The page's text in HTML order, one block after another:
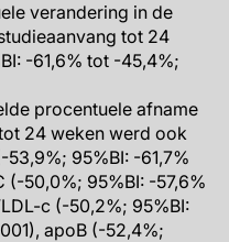
verandering in de
tot 24
-61,6% tot -45,4%;
procentuele afname
24 weken werd ook
95%BI: -61,7%
(-50,0%; 95%BI: -57,6%
c (-50,2%; 95%BI:
apoB (-52,4%;